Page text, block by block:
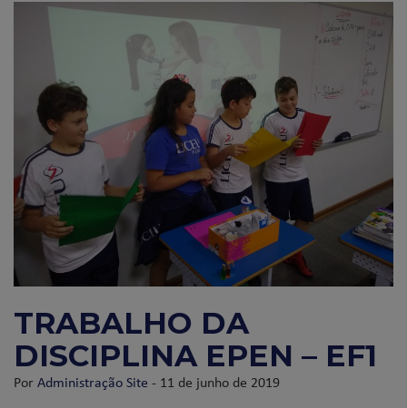
TRABALHO DA
DISCIPLINA EPEN – EF1
PorAdministração Site - 11 de junho de 2019